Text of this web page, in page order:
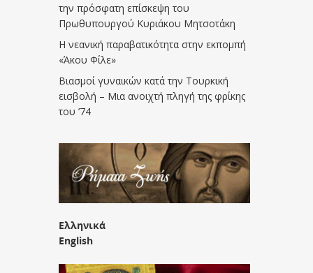
την πρόσφατη επίσκεψη του
Πρωθυπουργού Κυριάκου Μητσοτάκη
Η νεανική παραβατικότητα στην εκπομπή
«Άκου Φίλε»
Βιασμοί γυναικών κατά την Τουρκική
εισβολή – Μια ανοιχτή πληγή της φρίκης
του ’74
Ελληνικά
English